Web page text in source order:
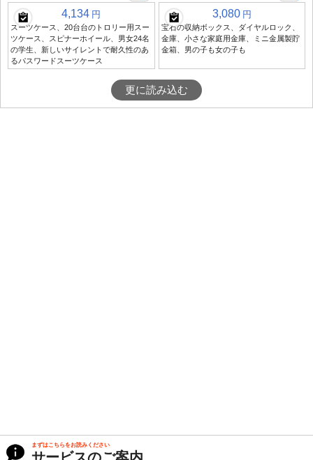
4,134 円
スーツケース、20台台のトロリー用スー
ツケース、スピナーホイール、男女24名
の学生、新しいサイレントで耐久性のあ
るパスワードスーツケース
3,080 円
宝石の収納ボックス、ダイヤルロック、
金庫、小さな家庭用金庫、ミニ金属製貯
金箱、男の子も女の子も
更に読み込む
まずはこちらをお読みください